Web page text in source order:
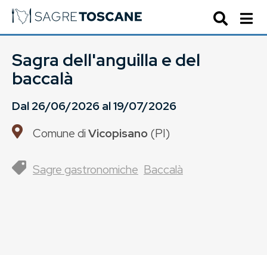
Sagra dell'anguilla e del
baccalà
Dal26/06/2026al19/07/2026
Comune diVicopisano(PI)
Sagre gastronomiche Baccalà